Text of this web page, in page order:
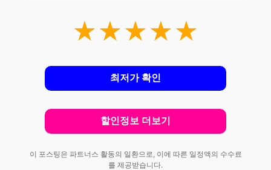
★★★★★
최저가 확인
할인정보 더보기
이 포스팅은 파트너스 활동의 일환으로, 이에 따른 일정액의 수수료
를 제공받습니다.